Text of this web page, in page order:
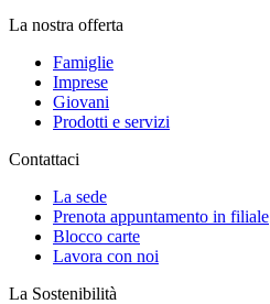
La nostra offerta
Famiglie
Imprese
Giovani
Prodotti e servizi
Contattaci
La sede
Prenota appuntamento in filiale
Blocco carte
Lavora con noi
La Sostenibilità